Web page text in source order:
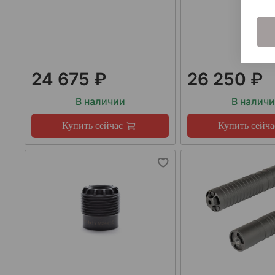
24 675 ₽
В наличии
Купить сейчас
26 250 ₽
В
Купить